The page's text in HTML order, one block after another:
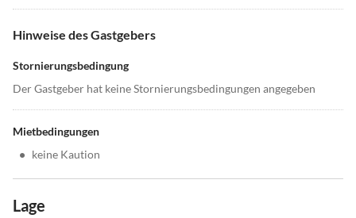
Hinweise des Gastgebers
Stornierungsbedingung
Der Gastgeber hat keine Stornierungsbedingungen angegeben
Mietbedingungen
• keine Kaution
Lage